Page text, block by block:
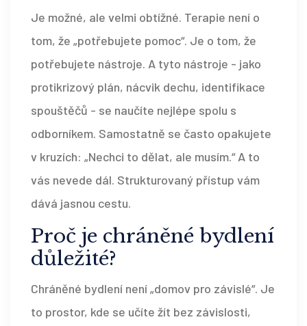
Je možné, ale velmi obtížné. Terapie není o
tom, že „potřebujete pomoc“. Je o tom, že
potřebujete nástroje. A tyto nástroje - jako
protikrizový plán, nácvik dechu, identifikace
spouštěčů - se naučíte nejlépe spolu s
odborníkem. Samostatně se často opakujete
v kruzích: „Nechci to dělat, ale musím.“ A to
vás nevede dál. Strukturovaný přístup vám
dává jasnou cestu.
Proč je chráněné bydlení
důležité?
Chráněné bydlení není „domov pro závislé“. Je
to prostor, kde se učíte žít bez závislosti,